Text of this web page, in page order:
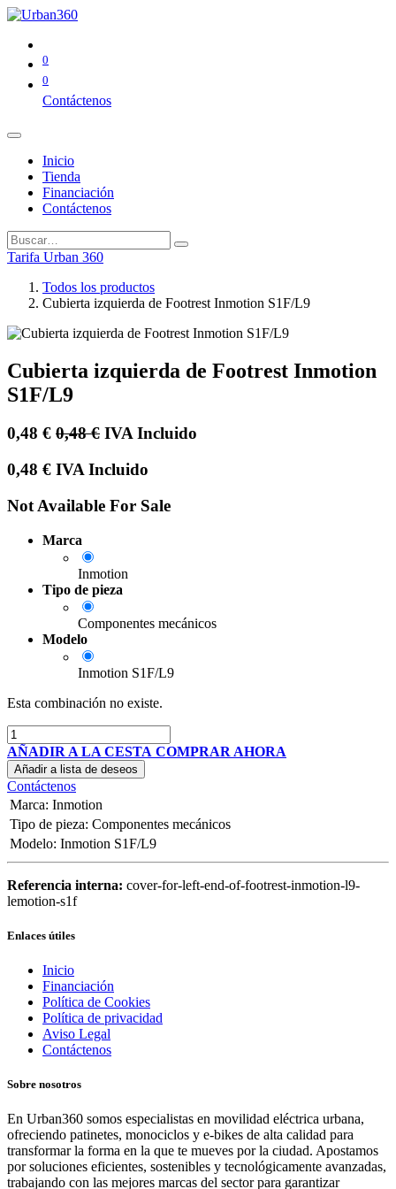
0
0
Contáctenos
Inicio
Tienda
Financiación
Contáctenos
Tarifa Urban 360
Todos los productos
Cubierta izquierda de Footrest Inmotion S1F/L9
Cubierta izquierda de Footrest Inmotion
S1F/L9
0,48 € 0,48€ IVA Incluido
0,48 € IVA Incluido
Not Available For Sale
Marca
Inmotion
Tipo de pieza
Componentes mecánicos
Modelo
Inmotion S1F/L9
Esta combinación no existe.
AÑADIR A LA CESTA COMPRAR AHORA
Añadir a lista de deseos
Contáctenos
Marca: Inmotion
Tipo de pieza: Componentes mecánicos
Modelo: Inmotion S1F/L9
Referencia interna: cover-for-left-end-of-footrest-inmotion-l9-
lemotion-s1f
Enlaces útiles
Inicio
Financiación
Política de Cookies
Política de privacidad
Aviso Legal
Contáctenos
Sobre nosotros
En Urban360 somos especialistas en movilidad eléctrica urbana,
ofreciendo patinetes, monociclos y e-bikes de alta calidad para
transformar la forma en la que te mueves por la ciudad. Apostamos
por soluciones eficientes, sostenibles y tecnológicamente avanzadas,
trabajando con las mejores marcas del sector para garantizar